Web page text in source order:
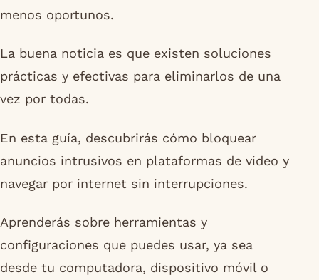
menos oportunos.
La buena noticia es que existen soluciones
prácticas y efectivas para eliminarlos de una
vez por todas.
En esta guía, descubrirás cómo bloquear
anuncios intrusivos en plataformas de video y
navegar por internet sin interrupciones.
Aprenderás sobre herramientas y
configuraciones que puedes usar, ya sea
desde tu computadora, dispositivo móvil o